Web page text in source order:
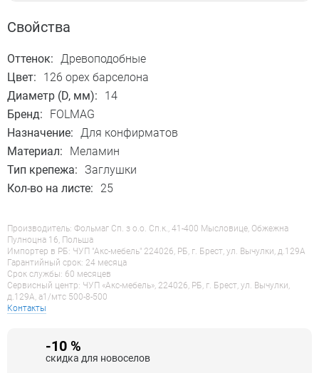
Свойства
Оттенок: Древоподобные
Цвет:
126 орех барселона
Диаметр (D, мм):
14
Бренд:
FOLMAG
Назначение: Для конфирматов
Материал:
Меламин
Тип крепежа: Заглушки
Кол-во на листе:
25
Производитель: Фольмаг Сп. з о.о. Сп.к., 41-400 Мысловице, Обжежна
Пулноцна 16, Польша
Импортер в РБ: ЧУП "Акс-мебель" 224026, РБ, г. Брест, ул. Вычулки, д.129А
Гарантийный срок: 24 месяца
Срок службы: 60 месяцев
Сервисный центр: ЧУП «Акс-мебель», 224026, РБ, г. Брест, ул. Вычулки,
д.129А, a1/мтс 500-8-500
Контакты
-10 %
скидка для новоселов